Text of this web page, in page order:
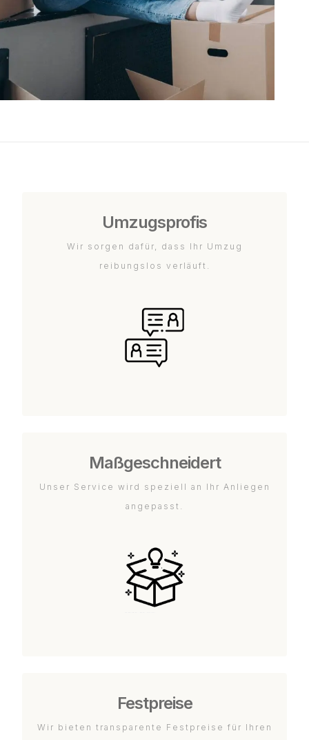
Umzugsprofis
Wir sorgen dafür, dass Ihr Umzug
reibungslos verläuft.
Maßgeschneidert
Unser Service wird speziell an Ihr Anliegen
angepasst.
Festpreise
Wir bieten transparente Festpreise für Ihren